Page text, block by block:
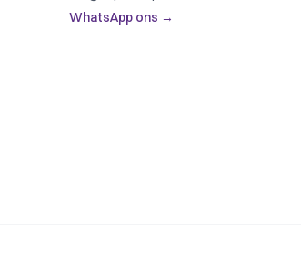
WhatsApp ons →